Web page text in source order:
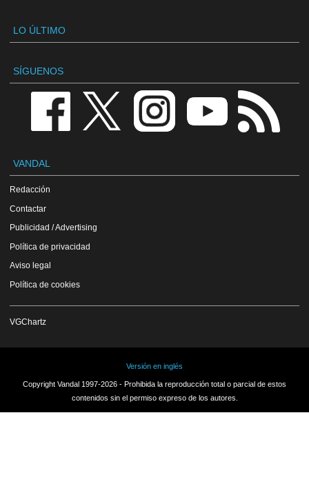
LO ÚLTIMO
SÍGUENOS
VANDAL
Redacción
Contactar
Publicidad / Advertising
Política de privacidad
Aviso legal
Política de cookies
VGChartz
Versión en inglés
Copyright Vandal 1997-2026 - Prohibida la reproducción total o parcial de estos
contenidos sin el permiso expreso de los autores.